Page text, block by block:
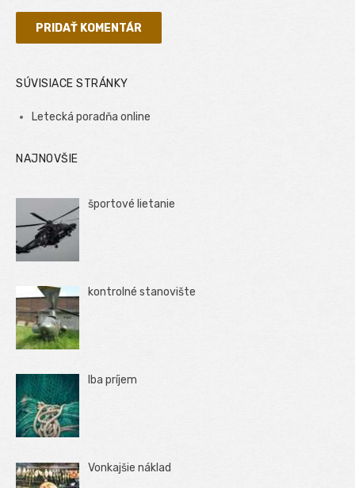
SÚVISIACE STRÁNKY
Letecká poradňa online
NAJNOVŠIE
športové lietanie
kontrolné stanovište
Iba príjem
Vonkajšie náklad